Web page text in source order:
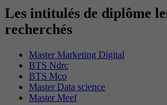
Les intitulés de diplôme
recherchés
Master Marketing Digital
BTS Ndrc
BTS Mco
Master Data science
Master Meef